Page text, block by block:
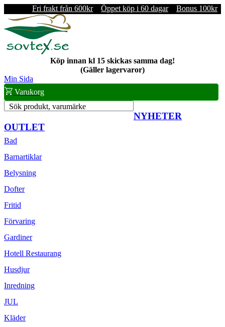
Fri frakt från 600kr Öppet köp i 60 dagar Bonus 100kr
Köp innan kl 15 skickas samma dag!
(Gäller lagervaror)
Min Sida
Varukorg
Sök produkt, varumärke
NYHETER
OUTLET
Bad
Barnartiklar
Belysning
Dofter
Fritid
Förvaring
Gardiner
Hotell Restaurang
Husdjur
Inredning
JUL
Kläder